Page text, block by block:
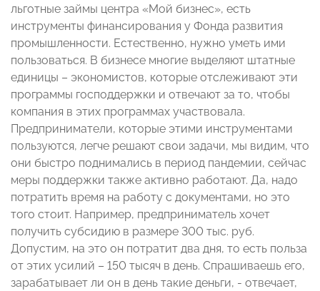
льготные займы центра «Мой бизнес», есть
инструменты финансирования у Фонда развития
промышленности. Естественно, нужно уметь ими
пользоваться. В бизнесе многие выделяют штатные
единицы – экономистов, которые отслеживают эти
программы господдержки и отвечают за то, чтобы
компания в этих программах участвовала.
Предприниматели, которые этими инструментами
пользуются, легче решают свои задачи, мы видим, что
они быстро поднимались в период пандемии, сейчас
меры поддержки также активно работают. Да, надо
потратить время на работу с документами, но это
того стоит. Например, предприниматель хочет
получить субсидию в размере 300 тыс. руб.
Допустим, на это он потратит два дня, то есть польза
от этих усилий – 150 тысяч в день. Спрашиваешь его,
зарабатывает ли он в день такие деньги, - отвечает,